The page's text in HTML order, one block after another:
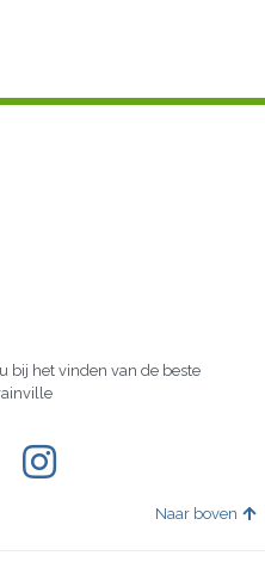
u bij het vinden van de beste
Naar boven